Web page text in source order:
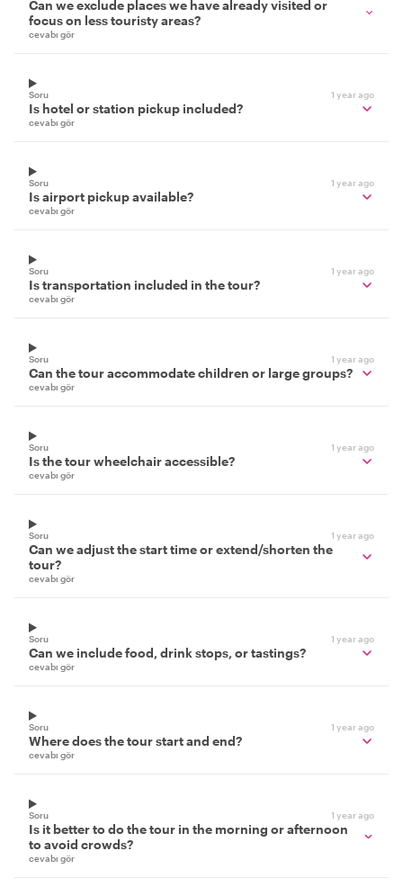
Can we exclude places we have already visited or
focus on less touristy areas?
cevabı gör
Soru 1 year ago
Is hotel or station pickup included?
cevabı gör
Soru 1 year ago
Is airport pickup available?
cevabı gör
Soru 1 year ago
Is transportation included in the tour?
cevabı gör
Soru 1 year ago
Can the tour accommodate children or large groups?
cevabı gör
Soru 1 year ago
Is the tour wheelchair accessible?
cevabı gör
Soru 1 year ago
Can we adjust the start time or extend/shorten the
tour?
cevabı gör
Soru 1 year ago
Can we include food, drink stops, or tastings?
cevabı gör
Soru 1 year ago
Where does the tour start and end?
cevabı gör
Soru 1 year ago
Is it better to do the tour in the morning or afternoon
to avoid crowds?
cevabı gör